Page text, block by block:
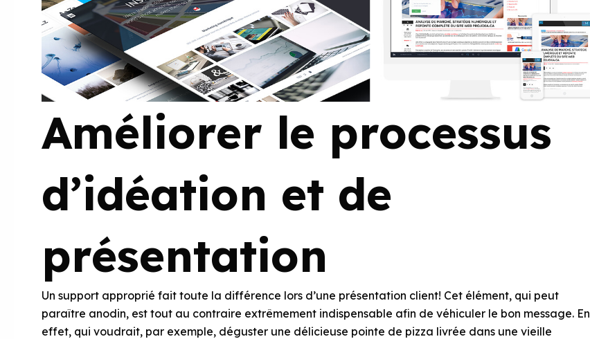
Améliorer le processus
d’idéation et de
présentation
Un support approprié fait toute la différence lors d’une présentation client! Cet élément, qui peut
paraître anodin, est tout au contraire extrêmement indispensable afin de véhiculer le bon message. En
effet, qui voudrait, par exemple, déguster une délicieuse pointe de pizza livrée dans une vieille